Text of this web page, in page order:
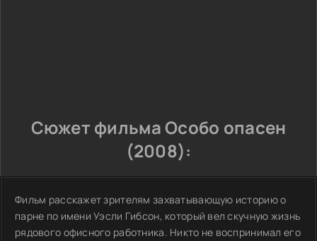
Сюжет фильма Особо опасен
(2008):
Фильм расскажет зрителям захватывающую историю о
парне по имени Уэсли Гибсон, который вел скучную жизнь
рядового офисного работника. Никто не воспринимал его